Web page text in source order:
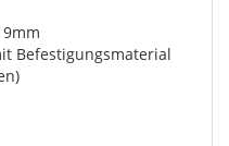
Befestigungsmaterial